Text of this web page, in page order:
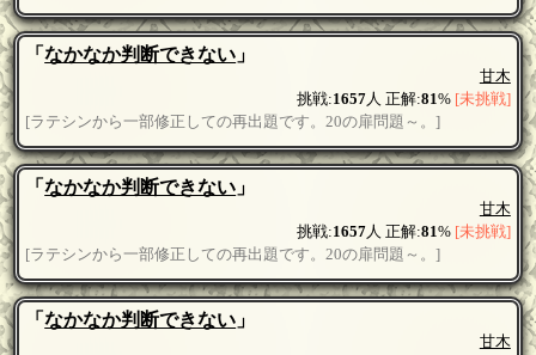
「なかなか判断できない 」
甘木
挑戦:1657人 正解:81% [未挑戦]
[ラテシンから一部修正しての再出題です。20の扉問題～。]
「なかなか判断できない 」
甘木
挑戦:1657人 正解:81% [未挑戦]
[ラテシンから一部修正しての再出題です。20の扉問題～。]
「なかなか判断できない 」
甘木